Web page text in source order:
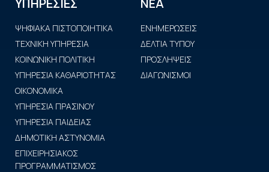
ΥΠΗΡΕΣΙΕΣ
ΨΗΦΙΑΚΑ ΠΙΣΤΟΠΟΙΗΤΙΚΑ
ΤΕΧΝΙΚΗ ΥΠΗΡΕΣΙΑ
ΚΟΙΝΩΝΙΚΗ ΠΟΛΙΤΙΚΗ
ΥΠΗΡΕΣΙΑ ΚΑΘΑΡΙΟΤΗΤΑΣ
ΟΙΚΟΝΟΜΙΚΑ
ΥΠΗΡΕΣΙΑ ΠΡΑΣΙΝΟΥ
ΥΠΗΡΕΣΙΑ ΠΑΙΔΕΙΑΣ
ΔΗΜΟΤΙΚΗ ΑΣΤΥΝΟΜΙΑ
ΕΠΙΧΕΙΡΗΣΙΑΚΟΣ
ΠΡΟΓΡΑΜΜΑΤΙΣΜΟΣ
ΕΝΗΜΕΡΩΣΕΙΣ
ΔΕΛΤΙΑ ΤΥΠΟΥ
ΠΡΟΣΛΗΨΕΙΣ
ΔΙΑΓΩΝΙΣΜΟΙ